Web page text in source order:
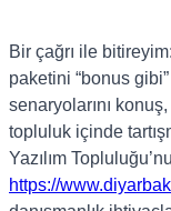
Bir çağrı ile
paketini “bonus
senaryolarını
topluluk içinde
Yazılım
https://